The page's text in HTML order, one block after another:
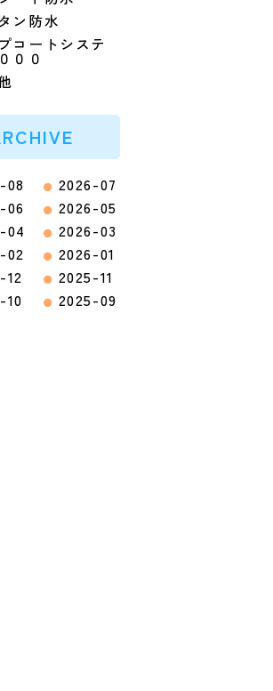
ン防水
コートシステ
００
08
2026-07
06
2026-05
04
2026-03
02
2026-01
12
2025-11
10
2025-09